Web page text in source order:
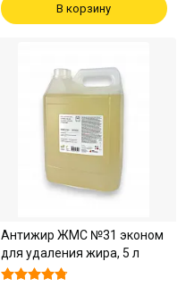
В корзину
Антижир ЖМС №31 эконом
для удаления жира, 5 л